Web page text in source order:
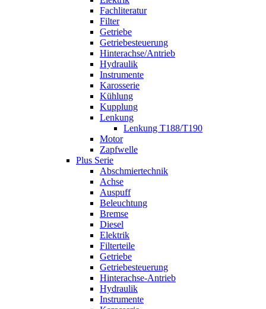
Fachliteratur
Filter
Getriebe
Getriebesteuerung
Hinterachse/Antrieb
Hydraulik
Instrumente
Karosserie
Kühlung
Kupplung
Lenkung
Lenkung T188/T190
Motor
Zapfwelle
Plus Serie
Abschmiertechnik
Achse
Auspuff
Beleuchtung
Bremse
Diesel
Elektrik
Filterteile
Getriebe
Getriebesteuerung
Hinterachse-Antrieb
Hydraulik
Instrumente